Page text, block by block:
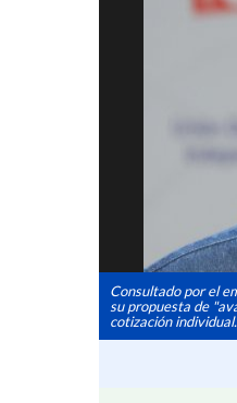
Consultado por el
su propuesta de
cotización individual.